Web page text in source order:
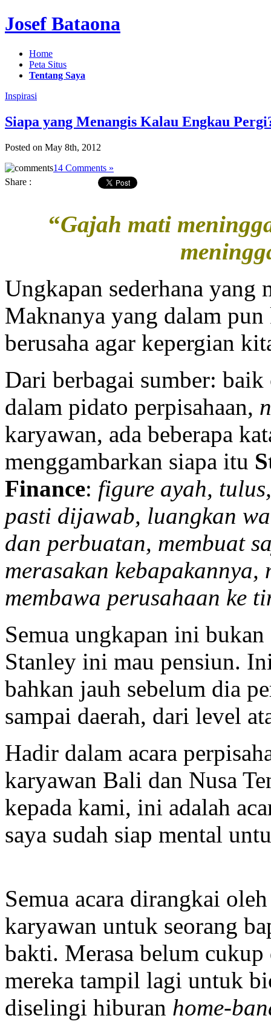
Josef Bataona
Home
Peta Situs
Tentang Saya
Inspirasi
Siapa yang Menangis Kalau Engkau
Posted on May 8th, 2012
14 Comments »
Share :
“Gajah mati
Ungkapan sederhana yang
Maknanya yang dalam
berusaha agar kepergian
Dari berbagai sumber: baik
dalam pidato perpisahaan,
karyawan, ada beberapa
menggambarkan siapa itu
Finance: figure ayah,
pasti dijawab, luangkan
dan perbuatan, membuat
merasakan kebapakannya,
membawa perusahaan ke
Semua ungkapan ini bukan
Stanley ini mau pensiun.
bahkan jauh sebelum dia
sampai daerah, dari level
Hadir dalam acara
karyawan Bali dan Nusa
kepada kami, ini adalah
saya sudah siap mental
Semua acara dirangkai
karyawan untuk seorang
bakti. Merasa belum
mereka tampil lagi untuk
diselingi hiburan home-